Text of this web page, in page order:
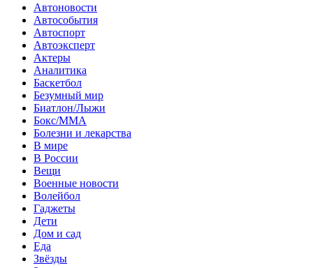
Автоновости
Автособытия
Автоспорт
Автоэксперт
Актеры
Аналитика
Баскетбол
Безумный мир
Биатлон/Лыжи
Бокс/MMA
Болезни и лекарства
В мире
В России
Вещи
Военные новости
Волейбол
Гаджеты
Дети
Дом и сад
Еда
Звёзды